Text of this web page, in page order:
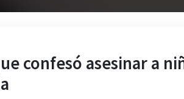
confesó asesinar a